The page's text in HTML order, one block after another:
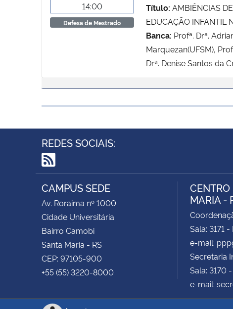
14:00
Defesa de Mestrado
Título:AMBIÊNCIAS
EDUCAÇÃO INFANTIL
Banca: Profª. Drª.
Marquezan(UFSM),
Drª. Denise Santos da
REDES SOCIAIS:
RSS
CAMPUS SEDE
Av. Roraima nº 1000
Cidade Universitária
Bairro Camobi
Santa Maria - RS
CEP: 97105-900
+55 (55) 3220-8000
MARIA -
Sala: 3171
e-mail:
Secretaria
Sala: 3170
e-mail: